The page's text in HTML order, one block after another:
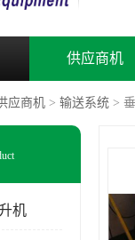
供应商机
应商机 > 输送系统 >
机